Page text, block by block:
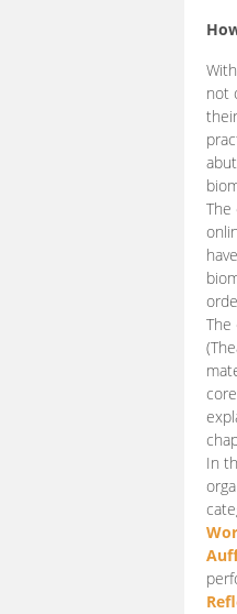
not
The
In